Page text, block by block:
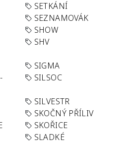
SETKÁNÍ
SEZNAMOVÁK
SHOW
SHV
SIGMA
SILSOC
SILVESTR
SKOČNÝ PŘÍLIV
SKOŘICE
SLADKÉ